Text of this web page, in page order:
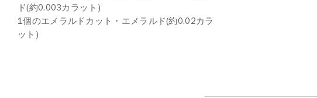
ド(約0.003カラット)
1個のエメラルドカット・エメラルド(約0.02カラ
ット)